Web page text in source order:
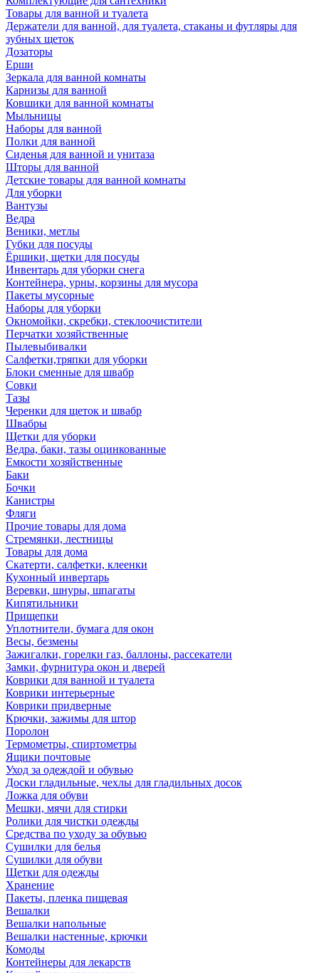
Товары для ванной и туалета
Держатели для ванной, для туалета, стаканы и футляры для
зубных щеток
Дозаторы
Ерши
Зеркала для ванной комнаты
Карнизы для ванной
Ковшики для ванной комнаты
Мыльницы
Наборы для ванной
Полки для ванной
Сиденья для ванной и унитаза
Шторы для ванной
Детские товары для ванной комнаты
Для уборки
Вантузы
Ведра
Веники, метлы
Губки для посуды
Ёршики, щетки для посуды
Инвентарь для уборки снега
Контейнера, урны, корзины для мусора
Пакеты мусорные
Наборы для уборки
Окномойки, скребки, стеклоочистители
Перчатки хозяйственные
Пылевыбивалки
Салфетки,тряпки для уборки
Блоки сменные для швабр
Совки
Тазы
Черенки для щеток и швабр
Швабры
Щетки для уборки
Ведра, баки, тазы оцинкованные
Емкости хозяйственные
Баки
Бочки
Канистры
Фляги
Прочие товары для дома
Стремянки, лестницы
Товары для дома
Скатерти, салфетки, клеенки
Кухонный инвертарь
Веревки, шнуры, шпагаты
Кипятильники
Прищепки
Уплотнители, бумага для окон
Весы, безмены
Зажигалки, горелки газ, баллоны, рассекатели
Замки, фурнитура окон и дверей
Коврики для ванной и туалета
Коврики интерьерные
Коврики придверные
Крючки, зажимы для штор
Поролон
Термометры, спиртометры
Ящики почтовые
Уход за одеждой и обувью
Доски гладильные, чехлы для гладильных досок
Ложка для обуви
Мешки, мячи для стирки
Ролики для чистки одежды
Средства по уходу за обувью
Сушилки для белья
Сушилки для обуви
Щетки для одежды
Хранение
Пакеты, пленка пищевая
Вешалки
Вешалки напольные
Вешалки настенные, крючки
Комоды
Контейнеры для лекарств